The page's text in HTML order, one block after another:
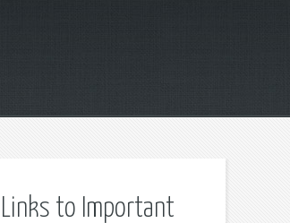
Links to Important